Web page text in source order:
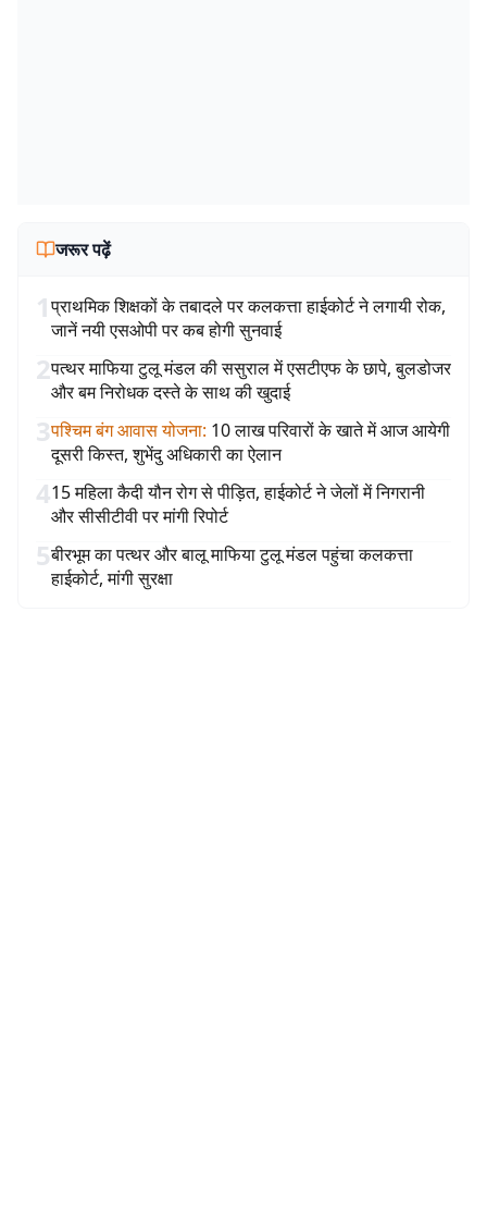
जरूर पढ़ें
1प्राथमिक शिक्षकों के तबादले पर कलकत्ता हाईकोर्ट ने लगायी रोक,
जानें नयी एसओपी पर कब होगी सुनवाई
2पत्थर माफिया टुलू मंडल की ससुराल में एसटीएफ के छापे, बुलडोजर
और बम निरोधक दस्ते के साथ की खुदाई
3पश्चिम बंग आवास योजना: 10 लाख परिवारों के खाते में आज आयेगी
दूसरी किस्त, शुभेंदु अधिकारी का ऐलान
415 महिला कैदी यौन रोग से पीड़ित, हाईकोर्ट ने जेलों में निगरानी
और सीसीटीवी पर मांगी रिपोर्ट
5बीरभूम का पत्थर और बालू माफिया टुलू मंडल पहुंचा कलकत्ता
हाईकोर्ट, मांगी सुरक्षा